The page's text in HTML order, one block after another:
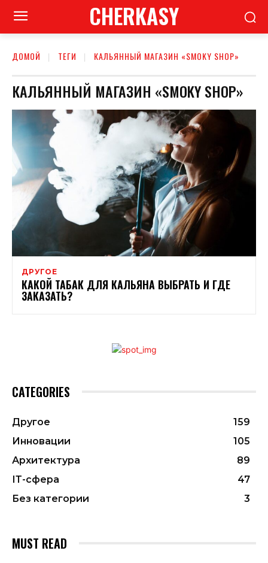
CHERKASY
ДОМОЙ ТЕГИ КАЛЬЯННЫЙ МАГАЗИН «SMOKY SHOP»
КАЛЬЯННЫЙ МАГАЗИН «SMOKY SHOP»
ДРУГОЕ
КАКОЙ ТАБАК ДЛЯ КАЛЬЯНА ВЫБРАТЬ И ГДЕ
ЗАКАЗАТЬ?
CATEGORIES
Другое
159
Инновации
105
Архитектура
89
ІТ-сфера
47
Без категории
3
MUST READ